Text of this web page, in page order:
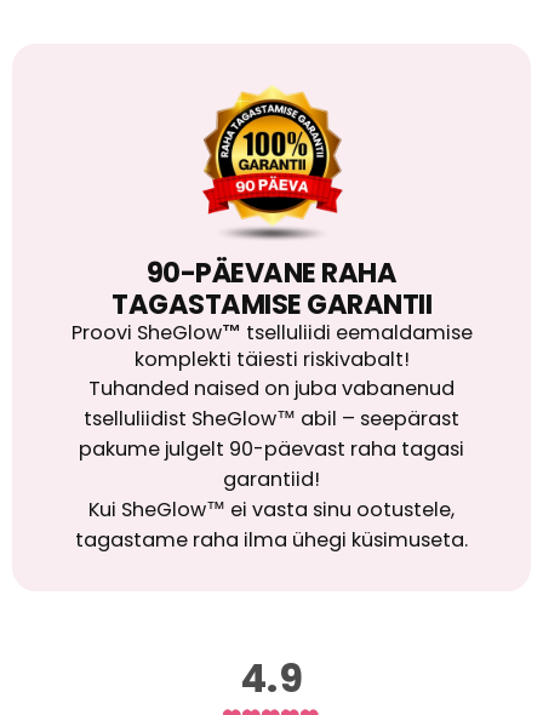
90-PÄEVANE RAHA
TAGASTAMISE GARANTII
Proovi SheGlow™ tselluliidi eemaldamise
komplekti täiesti riskivabalt!
Tuhanded naised on juba vabanenud
tselluliidist SheGlow™ abil – seepärast
pakume julgelt 90-päevast raha tagasi
garantiid!
Kui SheGlow™ ei vasta sinu ootustele,
tagastame raha ilma ühegi küsimuseta.
4.9